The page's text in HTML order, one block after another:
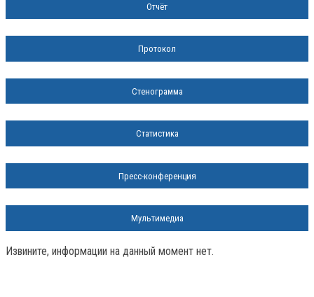
Отчёт
Протокол
Стенограмма
Статистика
Пресс-конференция
Мультимедиа
Извините, информации на данный момент нет.